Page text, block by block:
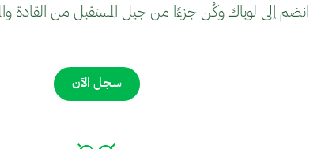
انضم إلى لوياك وكُن جزءًا من جيل المستقبل من القادة
سـجـل الآن